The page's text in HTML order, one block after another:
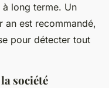
long terme. Un
an est recommandé,
pour détecter tout
société